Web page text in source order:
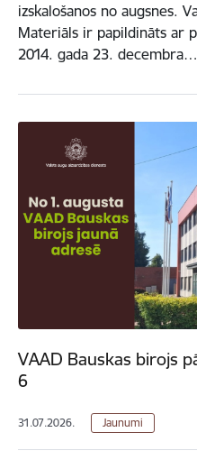
izskalošanos no augsnes.
Materiāls ir papildināts ar
2014. gada 23. decembra…
VAAD Bauskas birojs
6
31.07.2026. Jaunumi